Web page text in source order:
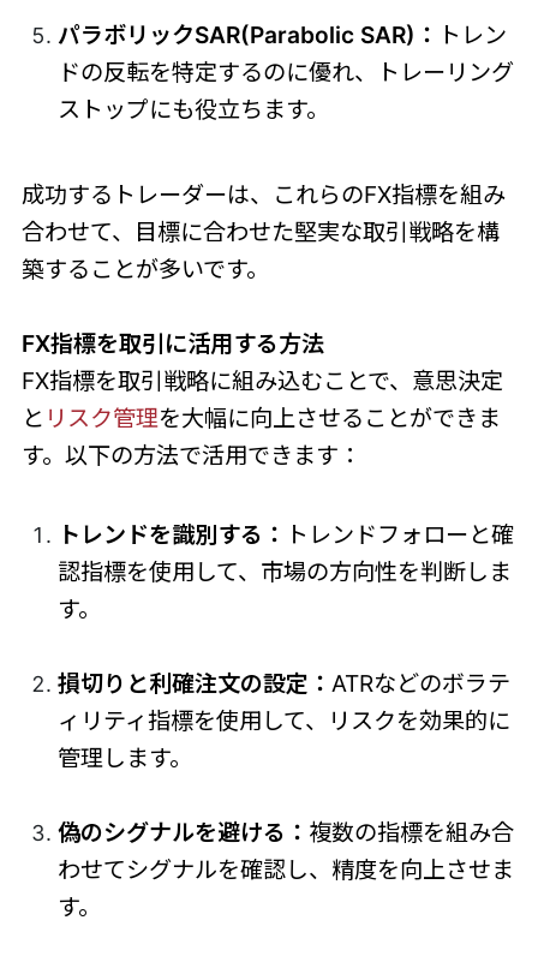
パラボリックSAR(Parabolic SAR)： トレン
ドの反転を特定するのに優れ、トレーリング
ストップにも役立ちます。
成功するトレーダーは、これらのFX指標を組み
合わせて、目標に合わせた堅実な取引戦略を構
築することが多いです。
FX指標を取引に活用する方法
FX指標を取引戦略に組み込むことで、意思決定
と リスク管理を大幅に向上させることができま
す。以下の方法で活用できます：
トレンドを識別する： トレンドフォローと確
認指標を使用して、市場の方向性を判断しま
す。
損切りと利確注文の設定： ATRなどのボラテ
ィリティ指標を使用して、リスクを効果的に
管理します。
偽のシグナルを避ける： 複数の指標を組み合
わせてシグナルを確認し、精度を向上させま
す。